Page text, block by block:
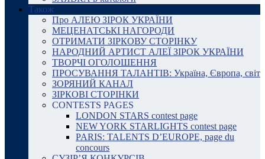
Також
Про АЛЕЮ ЗІРОК УКРАЇНИ
МЕЦЕНАТСЬКІ НАГОРОДИ
ОТРИМАТИ ЗІРКОВУ СТОРІНКУ
НАРОДНИЙ АРТИСТ АЛЕЇ ЗІРОК УКРАЇНИ
ТВОРЧІ ОГОЛОШЕННЯ
ПРОСУВАННЯ ТАЛАНТІВ: Україна, Європа, світ
ЗОРЯНИЙ КАНАЛ
ЗІРКОВІ СТОРІНКИ
CONTESTS PAGES
LONDON STARS contest page
NEW YORK STARLIGHTS contest page
PARIS: TALENTS D’EUROPE, page du
concours